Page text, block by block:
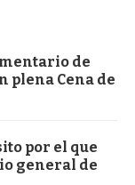
de
plena Cena de
por el que
general de